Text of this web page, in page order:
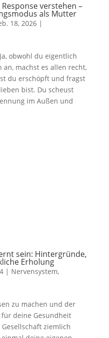
verstehen –
als Mutter
18, 2026|
obwohl du eigentlich
machst es allen recht,
du erschöpft und fragst
bist. Du scheust
im Außen und
sein: Hintergründe,
Erholung
| Nervensystem,
zu machen und der
deine Gesundheit
ziemlich